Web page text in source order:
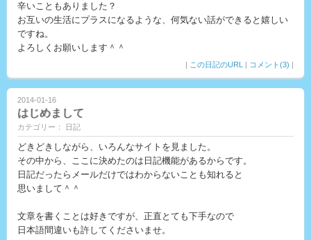
辛いこともありました？
お互いの生活にプラスになるような、何気ない話ができると嬉しい
ですね。
よろしくお願いします＾＾
| この日記のURL | コメント(3) |
2014-01-16
はじめまして
カテゴリー： 日記
どきどきしながら、いろんなサイトを見ました。
その中から、ここに決めたのは日記機能があるからです。
日記だったらメールだけではわからないことも知れると
思いまして＾＾
文章を書くことは好きですが、正直とても下手なので
日本語間違いも許してくださいませ。